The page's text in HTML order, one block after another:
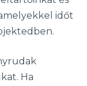
időt
Ha